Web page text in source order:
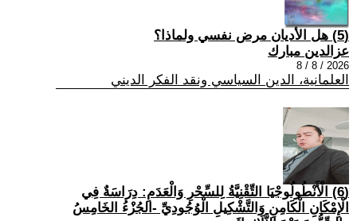
(5) هل الأديان مرض نفسي ولماذا؟
عزالدين مبارك
2026 / 8 / 8
العلمانية، الدين السياسي ونقد الفكر الديني
(6) الْأَنْطُولُوجْيَا التِّقْنِيَّةُ لِلسِّحْرِ وَالْعَدَمِ: دِرَاسَةٌ فِي
الْإِمْكَانِ الْكَامِنِ وَالتَّشْكِيلِ الْوُجُودِيِّ -الجُزْءُ الخَامِسُ